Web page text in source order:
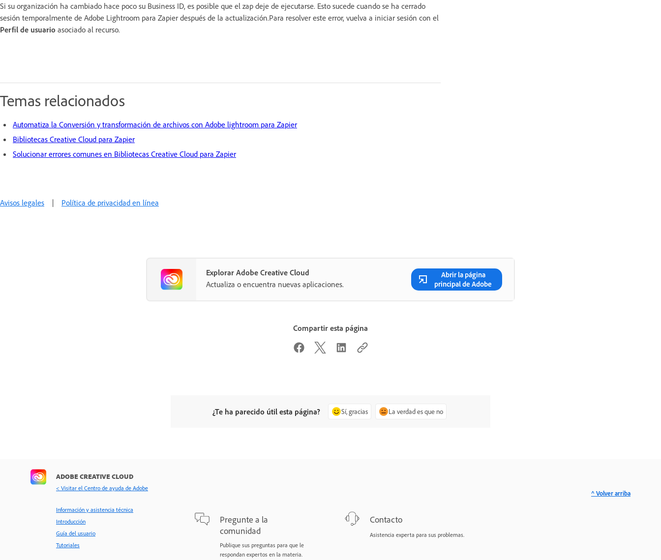
Si su organización ha cambiado hace poco su Business ID, es posible que el zap deje de ejecutarse. Esto sucede cuando se ha cerrado
sesión temporalmente de Adobe Lightroom para Zapier después de la actualización.Para resolver este error, vuelva a iniciar sesión con el
Perfil de usuario asociado al recurso.
Temas relacionados
Automatiza la Conversión y transformación de archivos con Adobe lightroom para Zapier
Bibliotecas Creative Cloud para Zapier
Solucionar errores comunes en Bibliotecas Creative Cloud para Zapier
Avisos legales | Política de privacidad en línea
Explorar Adobe Creative Cloud
Actualiza o encuentra nuevas aplicaciones.
Abrir la página
principal de Adobe
Compartir esta página
¿Te ha parecido útil esta página? Sí, gracias La verdad es que no
ADOBE CREATIVE CLOUD
< Visitar el Centro de ayuda de Adobe
Información y asistencia técnica
Introducción
Guía del usuario
Tutoriales
Pregunte a la
comunidad
Publique sus preguntas para que le
respondan expertos en la materia.
Contacto
Asistencia experta para sus problemas.
^ Volver arriba